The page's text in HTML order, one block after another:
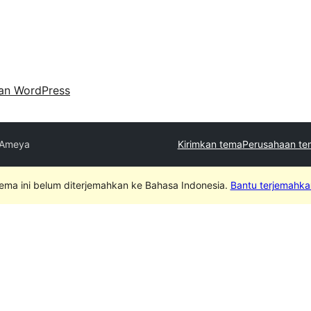
WordPress
Ameya Kirimkan temaPerusahaan
ini belum diterjemahkan ke Bahasa Indonesia. Bantu